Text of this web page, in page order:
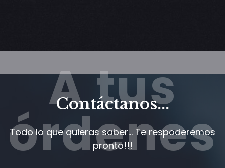
A tus
órdenes
Contáctanos...
Todo lo que quieras saber... Te respoderemos
pronto!!!